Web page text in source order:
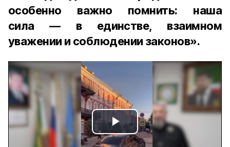
особенно важно помнить: наша
сила — в единстве, взаимном
уважении и соблюдении законов».
Play